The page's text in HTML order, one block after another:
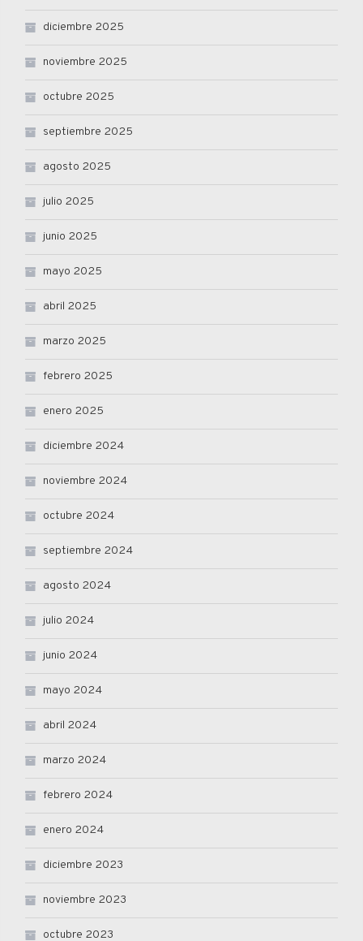
diciembre 2025
noviembre 2025
octubre 2025
septiembre 2025
agosto 2025
julio 2025
junio 2025
mayo 2025
abril 2025
marzo 2025
febrero 2025
enero 2025
diciembre 2024
noviembre 2024
octubre 2024
septiembre 2024
agosto 2024
julio 2024
junio 2024
mayo 2024
abril 2024
marzo 2024
febrero 2024
enero 2024
diciembre 2023
noviembre 2023
octubre 2023